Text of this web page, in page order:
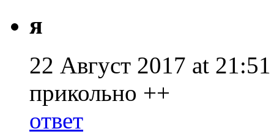
я
22 Август 2017 at
прикольно ++
ответ